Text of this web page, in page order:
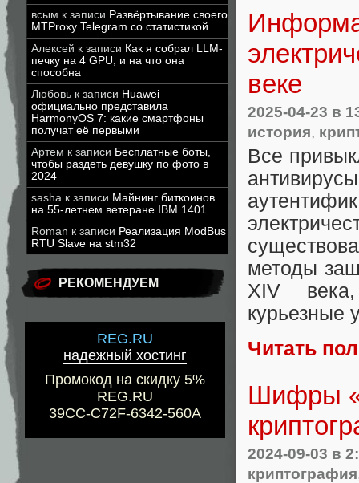
всым к записи Развёртывание своего
MTProxy Telegram со статистикой
Алексей к записи Как я собрал LLM-
печку на 4 GPU, и на что она
способна
Любовь к записи Huawei
официально представила
HarmonyOS 7: какие смартфоны
получат её первыми
Артем к записи Бесплатные боты,
чтобы раздеть девушку по фото в
2024
sasha к записи Майнинг биткоинов
на 55-летнем ветеране IBM 1401
Roman к записи Реализация ModBus
RTU Slave на stm32
РЕКОМЕНДУЕМ
REG.RU
надежный хостинг
Промокод на скидку 5%
REG.RU
39CC-C72F-6342-560A
веке
2025-04-23 в
история,
Все
методы
XIV века,
курьезные
Читать
Шифры
2024-09-03 в
криптография